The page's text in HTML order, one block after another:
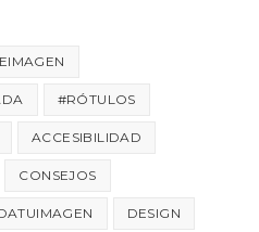
#RÓTULOS
ACCESIBILIDAD
CONSEJOS
DESIGN